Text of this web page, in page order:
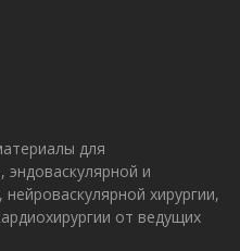
для
эндоваскулярной и
хирургии,
от ведущих